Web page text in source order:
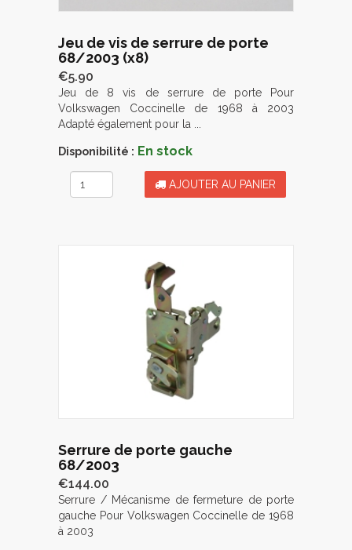
Jeu de vis de serrure de porte
68/2003 (x8)
€5.90
Jeu de 8 vis de serrure de porte Pour
Volkswagen Coccinelle de 1968 à 2003
Adapté également pour la ...
Disponibilité : En stock
AJOUTER AU PANIER
Serrure de porte gauche
68/2003
€144.00
Serrure / Mécanisme de fermeture de porte
gauche Pour Volkswagen Coccinelle de 1968
à 2003